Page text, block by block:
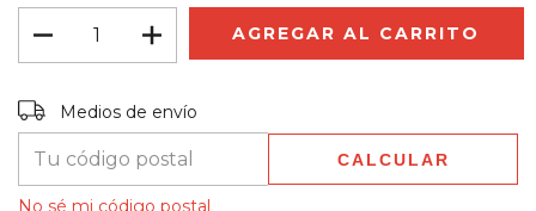
Entregas para el CP:
Medios de envío
CALCULAR
No sé mi código postal